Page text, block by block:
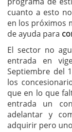
cuanto a esto
en los próximos
de ayuda para
El sector no
entrada en
Septiembre del
los
que en lo que
entrada un
adelantar y
adquirir pero